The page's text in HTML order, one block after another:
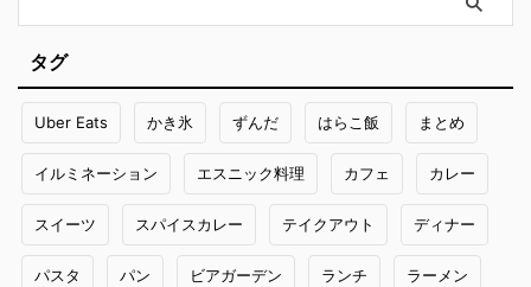
タグ
Uber Eats かき氷 ずんだ はらこ飯 まとめ
イルミネーション エスニック料理 カフェ カレー
スイーツ スパイスカレー テイクアウト ディナー
パスタ パン ビアガーデン ランチ ラーメン